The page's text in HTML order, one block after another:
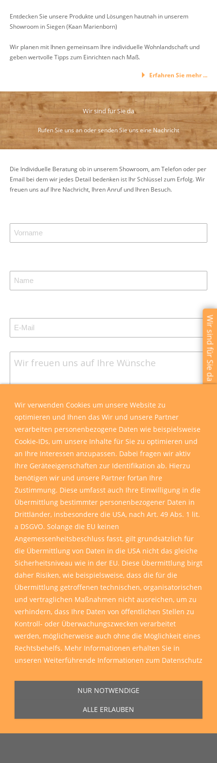
Wir sind für Sie da
Entdecken Sie unsere Produkte und Lösungen hautnah in unserem
Showroom in Siegen (Kaan Marienborn)
Wir planen mit Ihnen gemeinsam Ihre individuelle Wohnlandschaft und
geben wertvolle Tipps zum Einrichten nach Maß.
Erfahren Sie mehr ...
Wir sind für Sie da
Rufen Sie uns an oder senden Sie uns eine Nachricht
Die Individuelle Beratung ob in unserem Showroom, am Telefon oder per
Email bei dem wir jedes Detail bedenken ist Ihr Schlüssel zum Erfolg. Wir
freuen uns auf Ihre Nachricht, Ihren Anruf und Ihren Besuch.
Wir verwenden Cookies um unsere Website zu
optimieren und Ihnen das Wir und unsere Partner
verarbeiten personenbezogene Daten wie beispielsweise
Cookie-IDs, um unsere Inhalte für Sie zu optimieren und
an Ihre Interessen anzupassen. Dabei fragen wir aktiv
Ihre Geräteeigenschaften zur Identifikation ab. Hierzu
benötigen wir und unsere Partner fortan Ihre
Zustimmung. Diese umfasst auch Ihre Einwilligung in die
Übermittlung bestimmter personenbezogener Daten in
Drittländer, insbesondere die USA, nach Art. 49 Abs. 1 lit.
a DSGVO. Solange die EU keinen
Angemessenheitsbeschluss fasst, gilt grundsätzlich für
die Übermittlung von Daten in die USA nicht das gleiche
Sicherheitsniveau wie in der EU. Diese Übermittlung birgt
daher Risiken, wie beispielsweise, dass die für die
Übermittlung getroffenen technischen, organisatorischen
und vertraglichen Maßnahmen nicht ausreichen, um zu
verhindern, dass Ihre Daten von öffentlichen Stellen zu
Kontroll- oder Überwachungszwecken verarbeitet
werden, möglicherweise auch ohne die Möglichkeit eines
Rechtsbehelfs. Mehr Informationen erhalten Sie in
unseren Weiterführende Informationen zum Datenschutz
NUR NOTWENDIGE
ALLE ERLAUBEN